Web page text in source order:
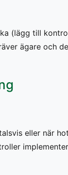
(lägg till
ägare och
eller när